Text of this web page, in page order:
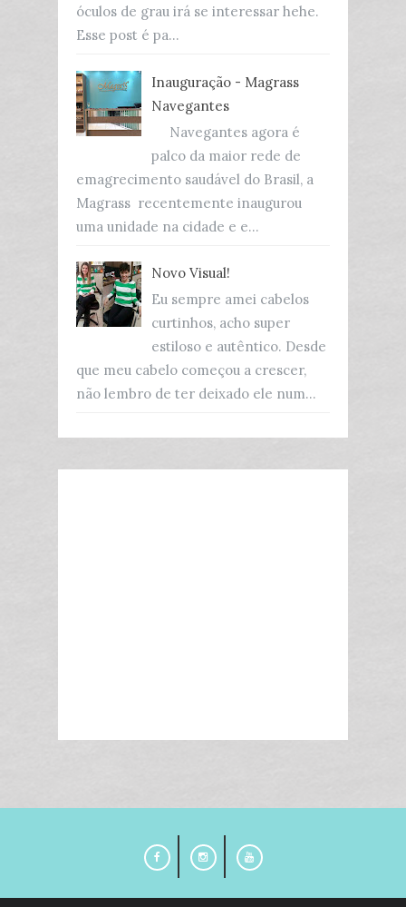
óculos de grau irá se interessar hehe.
Esse post é pa...
Inauguração - Magrass
Navegantes
Navegantes agora é
palco da maior rede de
emagrecimento saudável do Brasil, a
Magrass recentemente inaugurou
uma unidade na cidade e e...
Novo Visual!
Eu sempre amei cabelos
curtinhos, acho super
estiloso e autêntico. Desde
que meu cabelo começou a crescer,
não lembro de ter deixado ele num...